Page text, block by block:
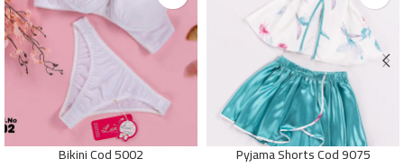
Pyjama Shorts Cod 9075
Bikini Cod 5002